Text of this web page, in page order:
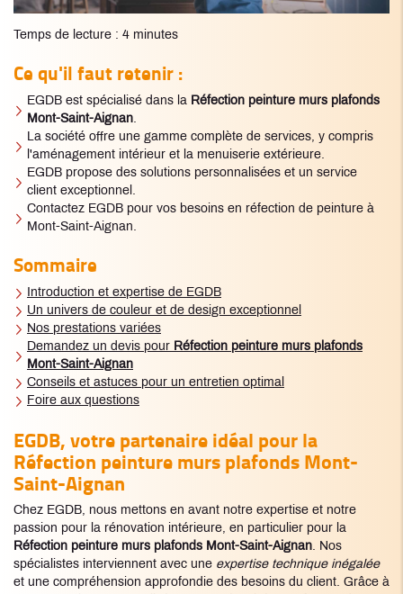
Temps de lecture : 4 minutes
Ce qu'il faut retenir :
EGDB est spécialisé dans la Réfection peinture murs plafonds
Mont-Saint-Aignan.
La société offre une gamme complète de services, y compris
l'aménagement intérieur et la menuiserie extérieure.
EGDB propose des solutions personnalisées et un service
client exceptionnel.
Contactez EGDB pour vos besoins en réfection de peinture à
Mont-Saint-Aignan.
Sommaire
Introduction et expertise de EGDB
Un univers de couleur et de design exceptionnel
Nos prestations variées
Demandez un devis pour Réfection peinture murs plafonds
Mont-Saint-Aignan
Conseils et astuces pour un entretien optimal
Foire aux questions
EGDB, votre partenaire idéal pour la
Réfection peinture murs plafonds Mont-
Saint-Aignan
Chez EGDB, nous mettons en avant notre expertise et notre
passion pour la rénovation intérieure, en particulier pour la
Réfection peinture murs plafonds Mont-Saint-Aignan. Nos
spécialistes interviennent avec une expertise technique inégalée
et une compréhension approfondie des besoins du client. Grâce à